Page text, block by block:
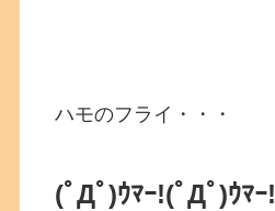
ハモのフライ・・・
(ﾟДﾟ)ｳﾏｰ!(ﾟДﾟ)ｳﾏｰ!